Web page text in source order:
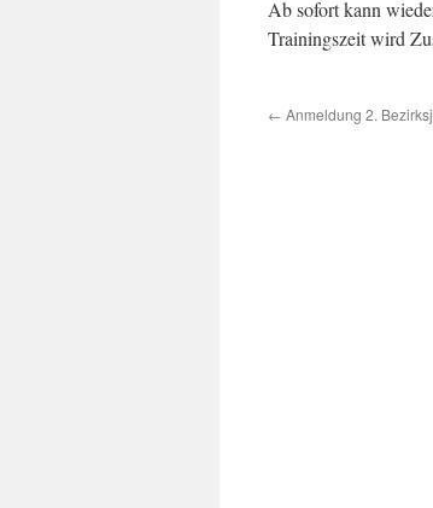
Ab sofort kann
Trainingszeit wird
← Anmeldung 2.